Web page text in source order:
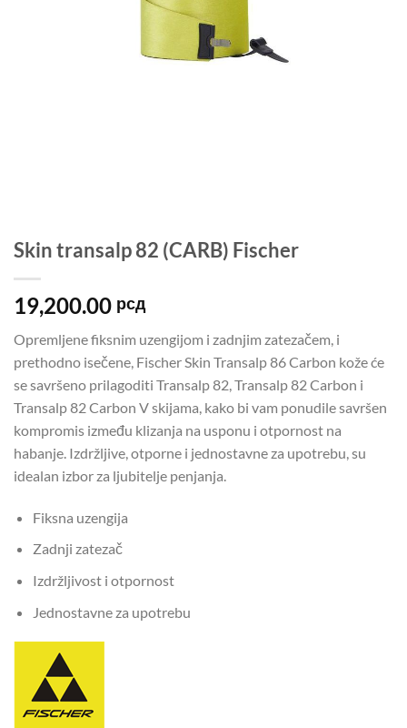
Skin transalp 82 (CARB) Fischer
19,200.00 рсд
Opremljene fiksnim uzengijom i zadnjim zatezačem, i
prethodno isečene, Fischer Skin Transalp 86 Carbon kože će
se savršeno prilagoditi Transalp 82, Transalp 82 Carbon i
Transalp 82 Carbon V skijama, kako bi vam ponudile savršen
kompromis između klizanja na usponu i otpornost na
habanje. Izdržljive, otporne i jednostavne za upotrebu, su
idealan izbor za ljubitelje penjanja.
Fiksna uzengija
Zadnji zatezač
Izdržljivost i otpornost
Jednostavne za upotrebu